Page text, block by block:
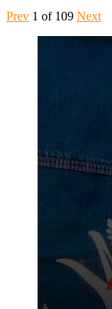
Prev 1 of 109 Next